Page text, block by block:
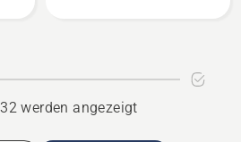
RSN
werden angezeigt